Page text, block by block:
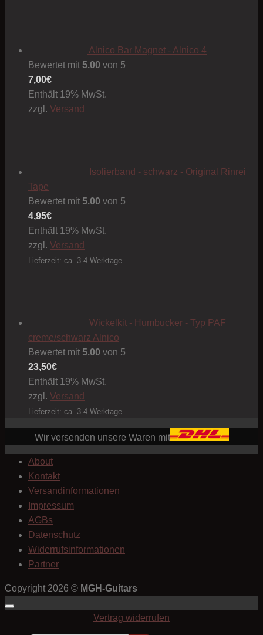
Alnico Bar Magnet - Alnico 4
Bewertet mit 5.00 von 5
7,00€
Enthält 19% MwSt.
zzgl. Versand
Isolierband - schwarz - Original Rinrei
Tape
Bewertet mit 5.00 von 5
4,95€
Enthält 19% MwSt.
zzgl. Versand
Lieferzeit: ca. 3-4 Werktage
Wickelkit - Humbucker - Typ PAF
creme/schwarz Alnico
Bewertet mit 5.00 von 5
23,50€
Enthält 19% MwSt.
zzgl. Versand
Lieferzeit: ca. 3-4 Werktage
Wir versenden unsere Waren mit
About
Kontakt
Versandinformationen
Impressum
AGBs
Datenschutz
Widerrufsinformationen
Partner
Copyright 2026 © MGH-Guitars
Vertrag widerrufen